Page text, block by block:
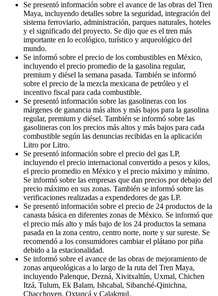
Se presentó información sobre el avance de las obras del Tren
Maya, incluyendo detalles sobre la seguridad, integración del
sistema ferroviario, administración, parques naturales, hoteles
y el significado del proyecto. Se dijo que es el tren más
importante en lo ecológico, turístico y arqueológico del
mundo.
Se informó sobre el precio de los combustibles en México,
incluyendo el precio promedio de la gasolina regular,
premium y diésel la semana pasada. También se informó
sobre el precio de la mezcla mexicana de petróleo y el
incentivo fiscal para cada combustible.
Se presentó información sobre las gasolineras con los
márgenes de ganancia más altos y más bajos para la gasolina
regular, premium y diésel. También se informó sobre las
gasolineras con los precios más altos y más bajos para cada
combustible según las denuncias recibidas en la aplicación
Litro por Litro.
Se presentó información sobre el precio del gas LP,
incluyendo el precio internacional convertido a pesos y kilos,
el precio promedio en México y el precio máximo y mínimo.
Se informó sobre las empresas que dan precios por debajo del
precio máximo en sus zonas. También se informó sobre las
verificaciones realizadas a expendedores de gas LP.
Se presentó información sobre el precio de 24 productos de la
canasta básica en diferentes zonas de México. Se informó que
el precio más alto y más bajo de los 24 productos la semana
pasada en la zona centro, centro norte, norte y sur sureste. Se
recomendó a los consumidores cambiar el plátano por piña
debido a la estacionalidad.
Se informó sobre el avance de las obras de mejoramiento de
zonas arqueológicas a lo largo de la ruta del Tren Maya,
incluyendo Palenque, Dezná, Xivitxaltún, Uxmal, Chichen
Itzá, Tulum, Ek Balam, Ishcabal, Sibanché-Qinichna,
Chacchoven, Oxtancá y Calakmul.